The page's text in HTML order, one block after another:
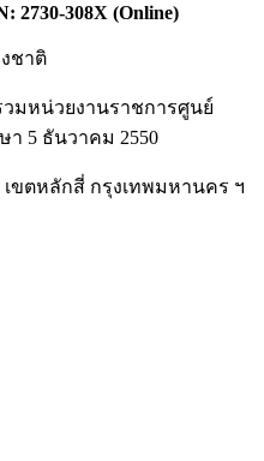
2730-308X (Online)
ชาติ
วมหน่วยงานราชการศูนย์
า 5 ธันวาคม 2550
ขตหลักสี่ กรุงเทพมหานคร ฯ